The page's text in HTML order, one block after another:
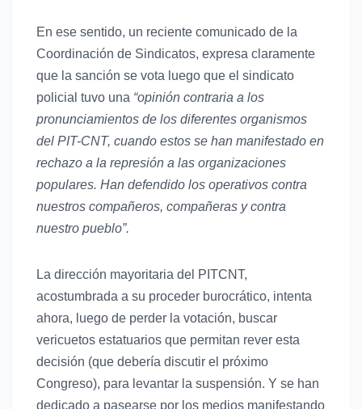
En ese sentido, un reciente comunicado de la
Coordinación de Sindicatos, expresa claramente
que la sanción se vota luego que el sindicato
policial tuvo una “opinión contraria a los
pronunciamientos de los diferentes organismos
del PIT-CNT, cuando estos se han manifestado en
rechazo a la represión a las organizaciones
populares. Han defendido los operativos contra
nuestros compañeros, compañeras y contra
nuestro pueblo”.
La dirección mayoritaria del PITCNT,
acostumbrada a su proceder burocrático, intenta
ahora, luego de perder la votación, buscar
vericuetos estatuarios que permitan rever esta
decisión (que debería discutir el próximo
Congreso), para levantar la suspensión. Y se han
dedicado a pasearse por los medios manifestando